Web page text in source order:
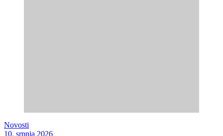
Novosti
10. srpnja 2026